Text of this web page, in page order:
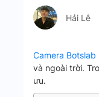
Hải Lê
Camera Botslab
và ngoài trời.
ưu.